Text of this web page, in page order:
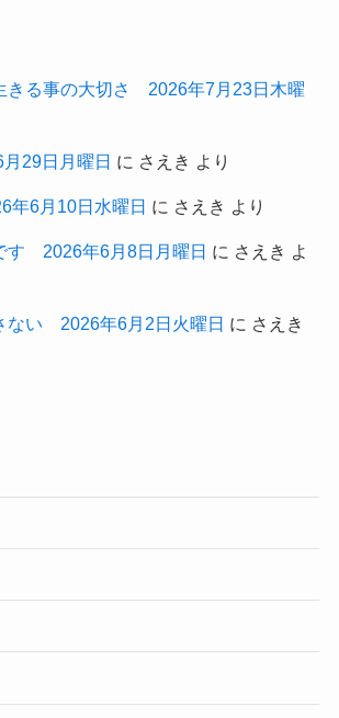
きる事の大切さ 2026年7月23日木曜
29日月曜日 に さえき より
6月10日水曜日 に さえき より
す 2026年6月8日月曜日 に さえき よ
ない 2026年6月2日火曜日 に さえき